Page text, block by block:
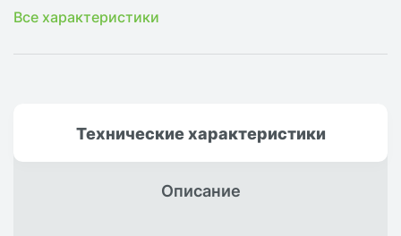
Все характеристики
Техническиехарактеристики
Описание